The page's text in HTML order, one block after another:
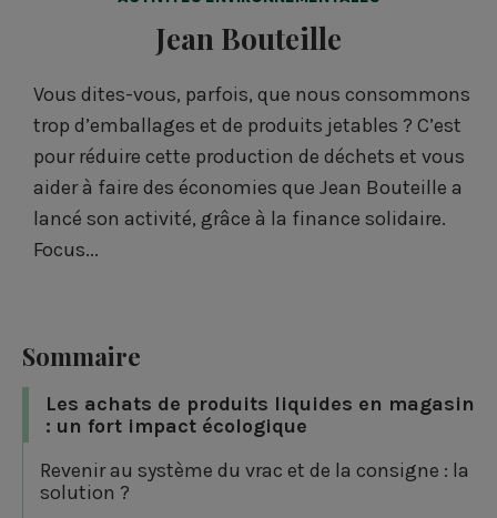
Jean Bouteille
Vous dites-vous, parfois, que nous consommons
trop d’emballages et de produits jetables ? C’est
pour réduire cette production de déchets et vous
aider à faire des économies que Jean Bouteille a
lancé son activité, grâce à la finance solidaire.
Focus...
Sommaire
Les achats de produits liquides en magasin
: un fort impact écologique
Revenir au système du vrac et de la consigne : la
solution ?